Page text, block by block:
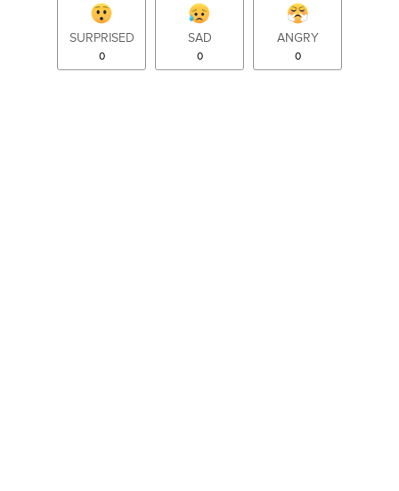
SURPRISED
0
SAD
0
ANGRY
0